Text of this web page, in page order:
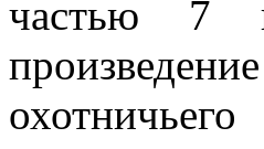
частью 7